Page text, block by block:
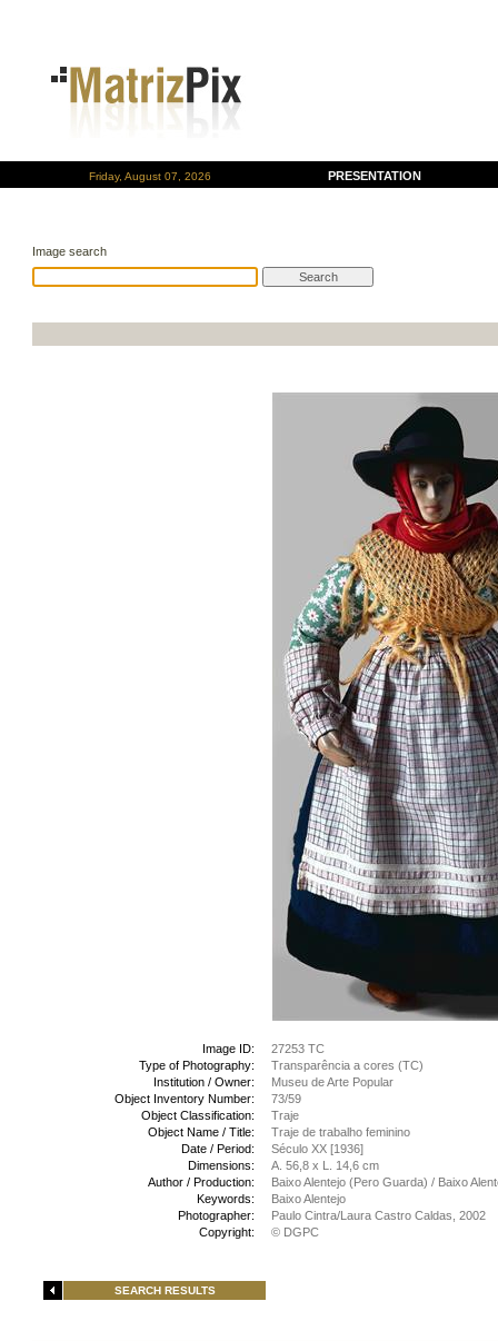
Friday, August 07, 2026 PRESENTATION
Image search
Image ID:
27253 TC
Type of Photography:
Transparência a cores (TC)
Institution / Owner:
Museu de Arte Popular
Object Inventory Number:
73/59
Object Classification:
Traje
Object Name / Title:
Traje de trabalho feminino
Date / Period:
Século XX [1936]
Dimensions:
A. 56,8 x L. 14,6 cm
Author / Production:
Baixo Alentejo (Pero Guarda) / Baixo
Keywords:
Baixo Alentejo
Photographer:
Paulo Cintra/Laura Castro Caldas, 2002
Copyright:
© DGPC
SEARCH RESULTS